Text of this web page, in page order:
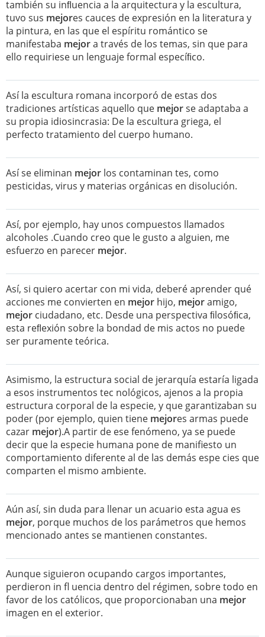
también su inﬂuencia a la arquitectura y la escultura,
tuvo sus mejores cauces de expresión en la literatura y
la pintura, en las que el espíritu romántico se
manifestaba mejora través de los temas, sin que para
ello requiriese un lenguaje formal especíﬁco.
Así la escultura romana incorporó de estas dos
tradiciones artísticas aquello que mejorse adaptaba a
su propia idiosincrasia: De la escultura griega, el
perfecto tratamiento del cuerpo humano.
Así se eliminan mejor los contaminan tes, como
pesticidas, virus y materias orgánicas en disolución.
Así, por ejemplo, hay unos compuestos llamados
alcoholes .Cuando creo que le gusto a alguien, me
esfuerzo en parecer mejor.
Así, si quiero acertar con mi vida, deberé aprender qué
acciones me convierten en mejor hijo, mejoramigo,
mejor ciudadano, etc. Desde una perspectiva ﬁlosóﬁca,
esta reﬂexión sobre la bondad de mis actos no puede
ser puramente teórica.
Asimismo, la estructura social de jerarquía estaría ligada
a esos instrumentos tec nológicos, ajenos a la propia
estructura corporal de la especie, y que garantizaban su
poder (por ejemplo, quien tiene mejores armas puede
cazar mejor).A partir de ese fenómeno, ya se puede
decir que la especie humana pone de manifiesto un
comportamiento diferente al de las demás espe cies que
comparten el mismo ambiente.
Aún así, sin duda para llenar un acuario esta agua es
mejor, porque muchos de los parámetros que hemos
mencionado antes se mantienen constantes.
Aunque siguieron ocupando cargos importantes,
perdieron in fl uencia dentro del régimen, sobre todo en
favor de los católicos, que proporcionaban una mejor
imagen en el exterior.